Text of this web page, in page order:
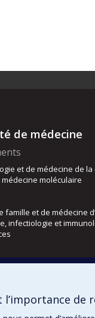
de médecine
et de médecine de
moléculaire
famille et de médecine
infectiologie et
et audiologie
l’importance de